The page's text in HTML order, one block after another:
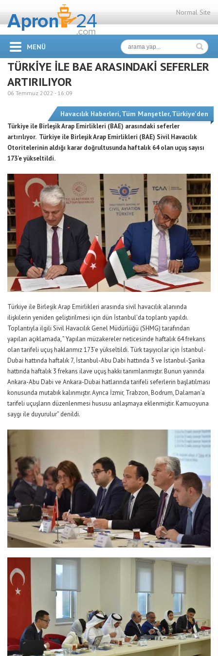
Normal Site
MENÜ
TÜRKİYE İLE BAE ARASINDAKİ SEFERLER
ARTIRILIYOR
06 Temmuz 2022 - 16:09
Havacılık Haberleri,Tüm Manşetler,Türkiye'den
Türkiye ile Birleşik Arap Emirlikleri (BAE) arasındaki seferler
artırılıyor. Türkiye ile Birleşik Arap Emirlikleri (BAE) Sivil Havacılık
Otoritelerinin aldığı karar doğrultusunda haftalık 64 olan uçuş sayısı
173’e yükseltildi.
Türkiye ile Birleşik Arap Emirlikleri arasında sivil havacılık alanında
ilişkilerin yeniden geliştirilmesi için dün İstanbul’da toplantı yapıldı.
Toplantıyla ilgili Sivil Havacılık Genel Müdürlüğü (SHMG) tarafından
yapılan açıklamada, ” Yapılan müzakereler neticesinde haftalık 64 frekans
olan tarifeli uçuş haklarımız 173’e yükseltildi. Türk taşıyıcılar için İstanbul-
Dubai hattında haftalık 7, İstanbul-Abu Dabi hattında 3 ve İstanbul-Şarika
hattında haftalık 3 frekans ilave uçuş hakkı tanımlanmıştır. Bunun yanında
Ankara-Abu Dabi ve Ankara-Dubai hatlarında tarifeli seferlerin başlatılması
konusunda mutabık kalınmıştır. Ayrıca İzmir, Trabzon, Bodrum, Dalaman’a
tarifeli uçuşların düzenlenmesi hususu anlaşmaya eklenmiştir. Kamuoyuna
saygı ile duyurulur” denildi.